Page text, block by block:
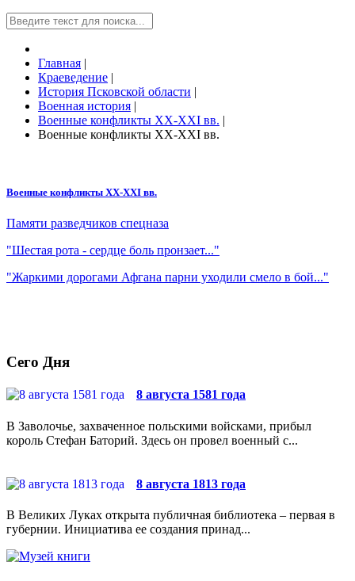
Главная |
Краеведение |
История Псковской области |
Военная история |
Военные конфликты XX-XXI вв. |
Военные конфликты XX-XXI вв.
Военные конфликты XX-XXI вв.
Памяти разведчиков спецназа
"Шестая рота - сердце боль пронзает..."
"Жаркими дорогами Афгана парни уходили смело в бой..."
Сего Дня
8 августа 1581 года
В Заволочье, захваченное польскими войсками, прибыл
король Стефан Баторий. Здесь он провел военный с...
8 августа 1813 года
В Великих Луках открыта публичная библиотека – первая в
губернии. Инициатива ее создания принад...